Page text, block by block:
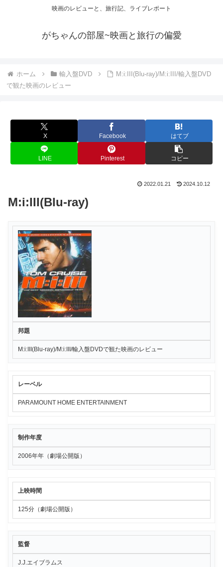
映画のレビューと、旅行記、ライブレポート
がちゃんの部屋~映画と旅行の偏愛
ホーム 輸入盤DVD
M:i:III(Blu-ray)/M:i:III/輸入盤DVD
で観た映画のレビュー
X Facebook はてブ
LINE Pinterest コピー
2022.01.21 2024.10.12
M:i:III(Blu-ray)
邦題
M:i:III(Blu-ray)/M:i:III/輸入盤DVDで観た映画のレビュー
レーベル
PARAMOUNT HOME ENTERTAINMENT
制作年度
2006年年（劇場公開版）
上映時間
125分（劇場公開版）
監督
J.J.エイブラムス